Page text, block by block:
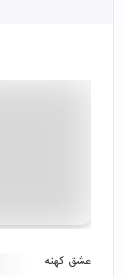
عشق کهنه